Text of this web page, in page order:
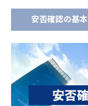
安否確認の基本